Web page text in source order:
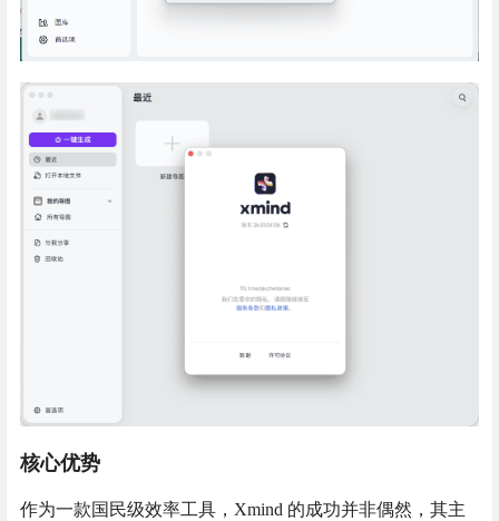
核心优势
作为一款国民级效率工具，Xmind 的成功并非偶然，其主